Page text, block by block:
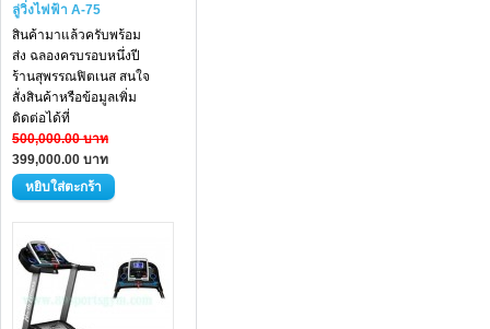
ลู่วิ่งไฟฟ้า A-75
สินค้ามาแล้วครับพร้อม
ส่ง ฉลองครบรอบหนึ่งปี
ร้านสุพรรณฟิตเนส สนใจ
สั่งสินค้าหรือข้อมูลเพิ่ม
ติดต่อได้ที่
500,000.00 บาท
399,000.00 บาท